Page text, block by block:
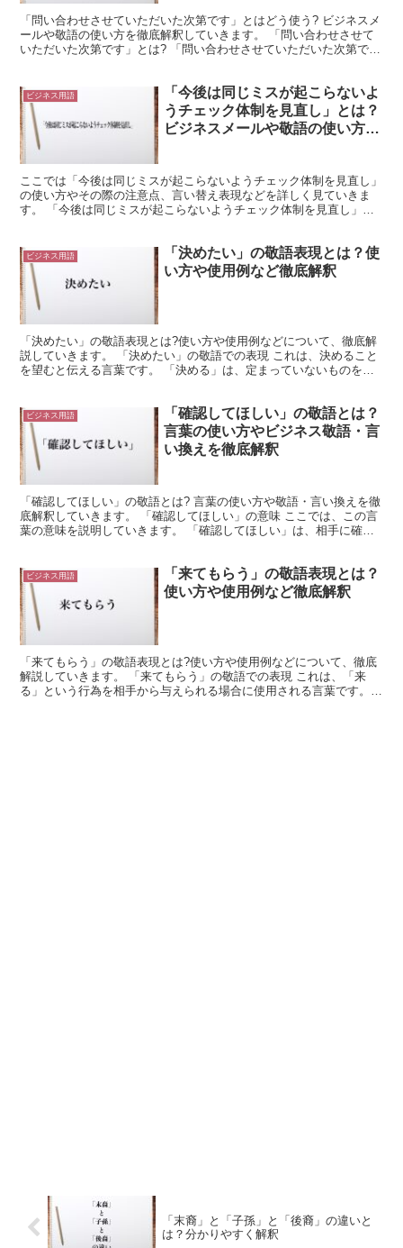
「問い合わせさせていただいた次第です」とはどう使う? ビジネスメ
ールや敬語の使い方を徹底解釈していきます。 「問い合わせさせて
いただいた次第です」とは? 「問い合わせさせていただいた次第で
ビジネス用語
「今後は同じミスが起こらないよ
うチェック体制を見直し」とは？
ビジネスメールや敬語の使い方を
ここでは「今後は同じミスが起こらないようチェック体制を見直し」
の使い方やその際の注意点、言い替え表現などを詳しく見ていきま
す。 「今後は同じミスが起こらないようチェック体制を見直し」と
ビジネス用語
「決めたい」の敬語表現とは？使
い方や使用例など徹底解釈
「決めたい」の敬語表現とは?使い方や使用例などについて、徹底解
説していきます。 「決めたい」の敬語での表現 これは、決めること
を望むと伝える言葉です。 「決める」は、定まっていないものを定
ビジネス用語
「確認してほしい」の敬語とは？
言葉の使い方やビジネス敬語・言
い換えを徹底解釈
「確認してほしい」の敬語とは? 言葉の使い方や敬語・言い換えを徹
底解釈していきます。 「確認してほしい」の意味 ここでは、この言
葉の意味を説明していきます。 「確認してほしい」は、相手に確認
ビジネス用語
「来てもらう」の敬語表現とは？
使い方や使用例など徹底解釈
「来てもらう」の敬語表現とは?使い方や使用例などについて、徹底
解説していきます。 「来てもらう」の敬語での表現 これは、「来
る」という行為を相手から与えられる場合に使用される言葉です。
「末裔」と「子孫」と「後裔」の違いと
は？分かりやすく解釈